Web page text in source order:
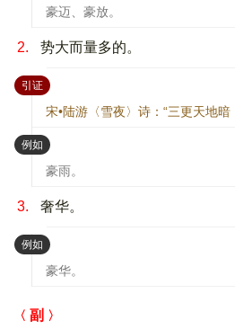
豪迈、豪放。
2. 势大而量多的。
引证：
宋•陆游〈雪夜〉诗：“三更天地暗
例如 ：
豪雨。
3. 奢华。
例如 ：
豪华。
副